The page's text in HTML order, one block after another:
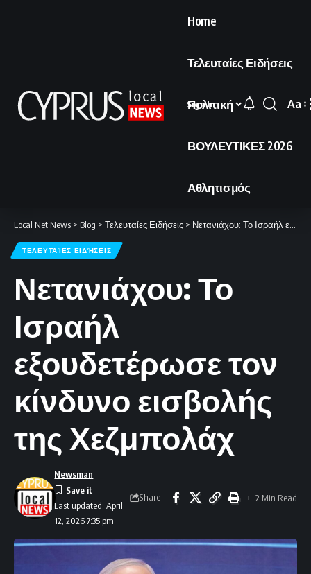
Home
Τελευταίες Ειδήσεις
Πολιτική
ΒΟΥΛΕΥΤΙΚΕΣ 2026
Αθλητισμός
Sign In
Font
Aa
Local Net News > Blog > Τελευταίες Ειδήσεις > Νετανιάχου: Το Ισραήλ εξουδετέρωσε τον κίνδυνο εισβολής της Χεζμπολάχ
ΤΕΛΕΥΤΑΊΕΣ ΕΙΔΉΣΕΙΣ
Νετανιάχου: Το
Ισραήλ
εξουδετέρωσε τον
κίνδυνο εισβολής
της Χεζμπολάχ
Last updated: April
12, 2026 7:35 pm
Newsman
Share 2 Min Read